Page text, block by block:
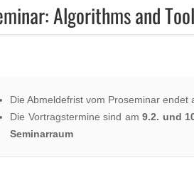
Algorithms and
Die Abmeldefrist vom Proseminar endet
Die Vortragstermine sind am 9.2. und
Seminarraum